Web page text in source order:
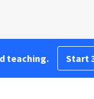
teaching. Start